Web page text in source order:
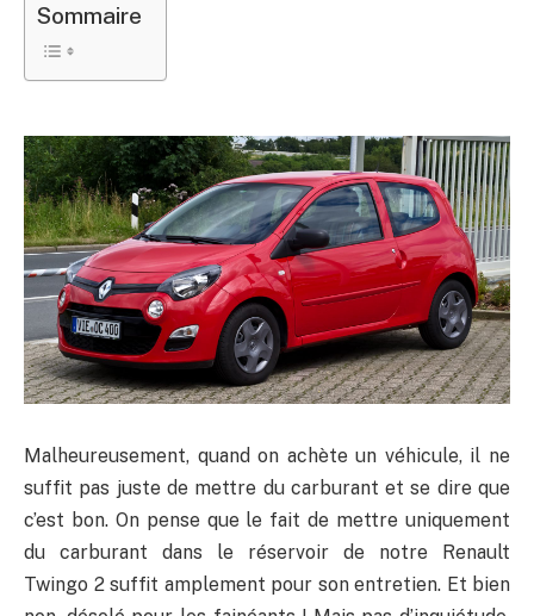
Sommaire
Malheureusement, quand on achète un véhicule, il ne
suffit pas juste de mettre du carburant et se dire que
c’est bon. On pense que le fait de mettre uniquement
du carburant dans le réservoir de notre Renault
Twingo 2 suffit amplement pour son entretien. Et bien